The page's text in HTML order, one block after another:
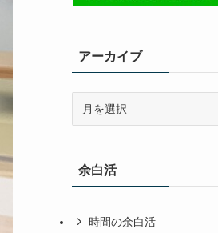
アーカイブ
ブ余白活
時間の余白活